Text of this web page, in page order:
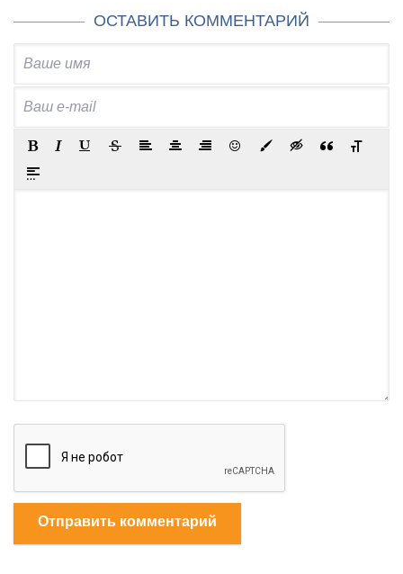
ОСТАВИТЬ КОММЕНТАРИЙ
Отправить комментарий